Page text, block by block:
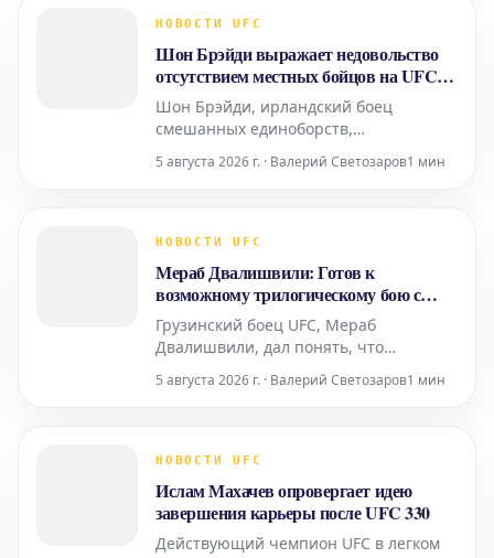
Аспиналл был вынужден отказаться от
словам врачей, могло привести к
НОВОСТИ UFC
Шон Брэйди выражает недовольство
отсутствием местных бойцов на UFC
330
Шон Брэйди, ирландский боец
смешанных единоборств,
бойцовском чемпионате (UFC),
UFC 330. Несмотря на то, что
Брэйди считает, что на карде
недостаточно представлено местных
5 августа 2026 г. · Валерий Светозаров1 мин
НОВОСТИ UFC
Мераб Двалишвили: Готов к
возможному трилогическому бою с
Петром Яном
Грузинский боец UFC, Мераб
Двалишвили, дал понять, что
полностью готов к предстоящим
возможность очередного поединка
с которым у него уже было два
напряженных п
5 августа 2026 г. · Валерий Светозаров1 мин
НОВОСТИ UFC
Ислам Махачев опровергает идею
завершения карьеры после UFC 330
Действующий чемпион UFC в легком